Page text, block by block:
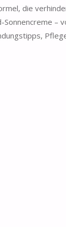
die
–